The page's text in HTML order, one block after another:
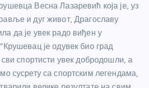
Весна Лазаревић која је, уз
и дуг живот, Драгославу
да је увек радо виђен у
је одувек био град
сви спортисти увек добродошли, а
сусрету са спортским легендама,